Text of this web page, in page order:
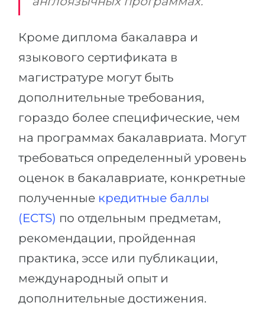
Кроме диплома бакалавра и
языкового сертификата в
магистратуре могут быть
дополнительные требования,
гораздо более специфические, чем
на программах бакалавриата. Могут
требоваться определенный уровень
оценок в бакалавриате, конкретные
полученные кредитные баллы
(ECTS) по отдельным предметам,
рекомендации, пройденная
практика, эссе или публикации,
международный опыт и
дополнительные достижения.